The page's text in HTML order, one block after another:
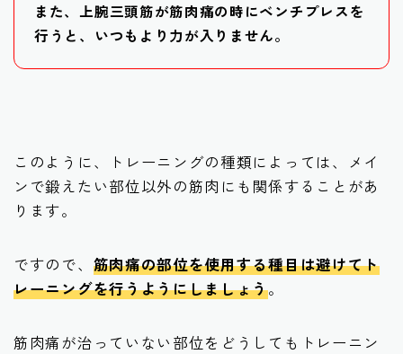
また、上腕三頭筋が筋肉痛の時にベンチプレスを
行うと、いつもより力が入りません。
このように、トレーニングの種類によっては、メイ
ンで鍛えたい部位以外の筋肉にも関係することがあ
ります。
ですので、 筋肉痛の部位を使用する種目は避けてト
レーニングを行うようにしましょう。
筋肉痛が治っていない部位をどうしてもトレーニン